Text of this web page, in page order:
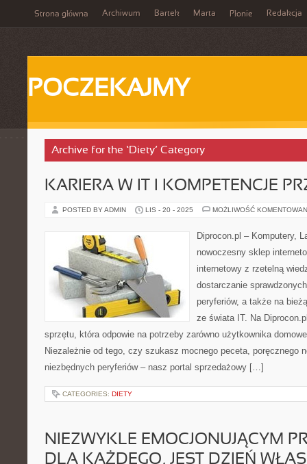
Strona główna Archiwum Bartek Marta Płonie Redakcja
POCZEKAJMY
Archive for the ‘Diety’ Category
KARIERA W IT I KOMPETENCJE
POSTED BY ADMIN LIS - 20 - 2025 MOŻLIWOŚĆ
Diprocon.pl – Komputery,
nowoczesny sklep
internetowy z rzetelną
dostarczanie
peryferiów, a także na
ze świata IT. Na
sprzętu, która odpowie na potrzeby zarówno użytkownika
Niezależnie od tego, czy szukasz mocnego peceta, poręcznego
niezbędnych peryferiów – nasz portal sprzedażowy […]
CATEGORIES: DIETY
NIEZWYKLE EMOCJONUJĄCYM
DLA KAŻDEGO, JEST DZIEŃ